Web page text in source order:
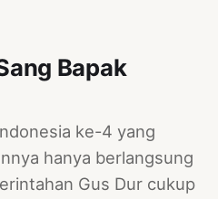
Bapak
ke-4 yang
hanya berlangsung
Gus Dur cukup